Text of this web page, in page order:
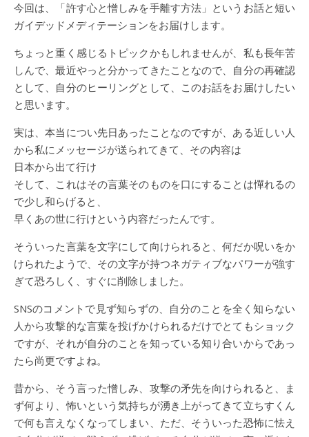
今回は、「許す心と憎しみを手離す方法」というお話と短い
ガイデッドメディテーションをお届けします。
ちょっと重く感じるトピックかもしれませんが、私も長年苦
しんで、最近やっと分かってきたことなので、自分の再確認
として、自分のヒーリングとして、このお話をお届けしたい
と思います。
実は、本当につい先日あったことなのですが、ある近しい人
から私にメッセージが送られてきて、その内容は
日本から出て行け
そして、これはその言葉そのものを口にすることは憚れるの
で少し和らげると、
早くあの世に行けという内容だったんです。
そういった言葉を文字にして向けられると、何だか呪いをか
けられたようで、その文字が持つネガティブなパワーが強す
ぎて恐ろしく、すぐに削除しました。
SNSのコメントで見ず知らずの、自分のことを全く知らない
人から攻撃的な言葉を投げかけられるだけでとてもショック
ですが、それが自分のことを知っている知り合いからであっ
たら尚更ですよね。
昔から、そう言った憎しみ、攻撃の矛先を向けられると、ま
ず何より、怖いという気持ちが湧き上がってきて立ちすくん
で何も言えなくなってしまい、ただ、そういった恐怖に怯え